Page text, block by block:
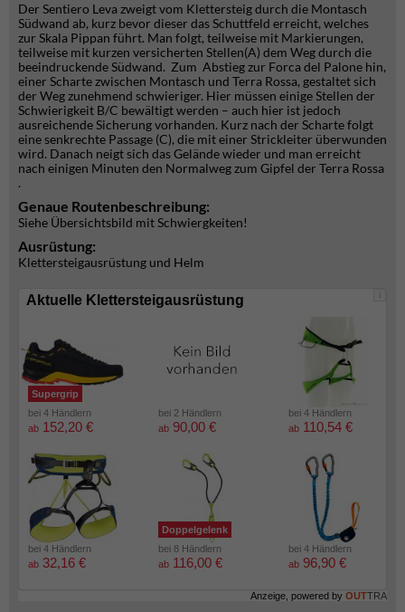
Der Sentiero Leva zweigt vom Klettersteig durch die Montasch
Südwand ab, kurz bevor dieser das Schuttfeld erreicht, welches
zur Skala Pippan führt. Man folgt, teilweise mit Markierungen,
teilweise mit kurzen versicherten Stellen(A) dem Weg durch die
beeindruckende Südwand. Zum Abstieg zur Forca del Palone hin,
einer Scharte zwischen Montasch und Terra Rossa, gestaltet sich
der Weg zunehmend schwieriger. Hier müssen einige Stellen der
Schwierigkeit B/C bewältigt werden – auch hier ist jedoch
ausreichende Sicherung vorhanden. Kurz nach der Scharte folgt
eine senkrechte Passage (C), die mit einer Strickleiter überwunden
wird. Danach neigt sich das Gelände wieder und man erreicht
nach einigen Minuten den Normalweg zum Gipfel der Terra Rossa
.
Genaue Routenbeschreibung:
Siehe Übersichtsbild mit Schwiergkeiten!
Ausrüstung:
Klettersteigausrüstung und Helm
i
Aktuelle Klettersteigausrüstung
Supergrip
bei 4 Händlern
ab 152,20 €
bei 2 Händlern
ab 90,00 €
bei 4 Händlern
ab 110,54 €
bei 4 Händlern
ab 32,16 €
Doppelgelenk
bei 8 Händlern
ab 116,00 €
bei 4 Händlern
ab 96,90 €
Anzeige, powered by OUTTRA